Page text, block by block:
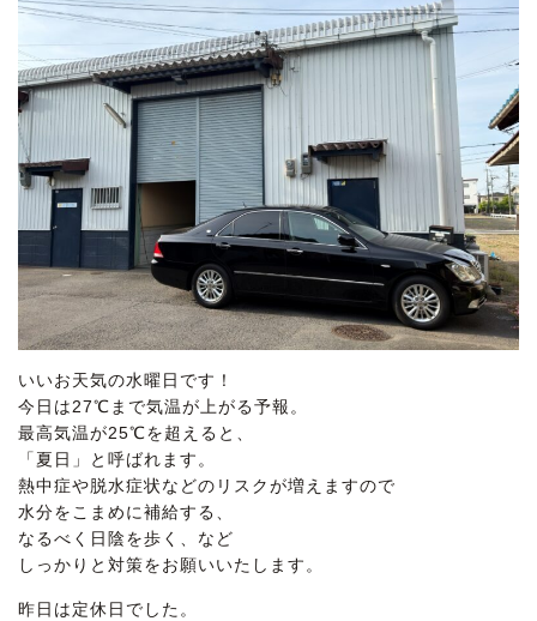
いいお天気の水曜日です！
今日は27℃まで気温が上がる予報。
最高気温が25℃を超えると、
「夏日」と呼ばれます。
熱中症や脱水症状などのリスクが増えますので
水分をこまめに補給する、
なるべく日陰を歩く、など
しっかりと対策をお願いいたします。
昨日は定休日でした。